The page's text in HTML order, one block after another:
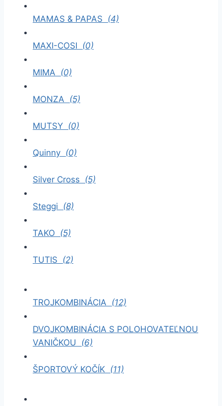
MAMAS & PAPAS (4)
MAXI-COSI (0)
MIMA (0)
MONZA (5)
MUTSY (0)
Quinny (0)
Silver Cross (5)
Steggi (8)
TAKO (5)
TUTIS (2)
TROJKOMBINÁCIA (12)
DVOJKOMBINÁCIA S POLOHOVATEĽNOU
VANIČKOU (6)
ŠPORTOVÝ KOČÍK (11)